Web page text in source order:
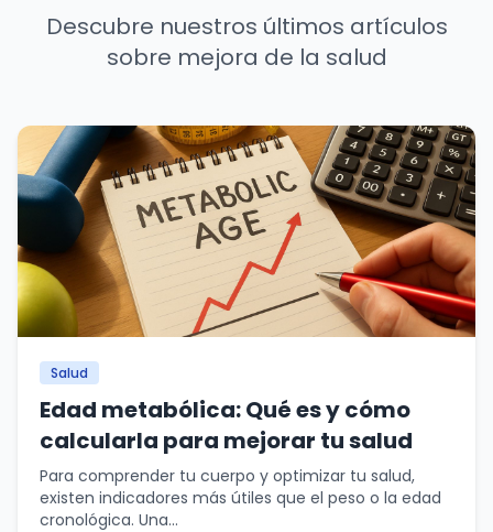
Descubre nuestros últimos artículos
sobre mejora de la salud
Salud
Edad metabólica: Qué es y cómo
calcularla para mejorar tu salud
Para comprender tu cuerpo y optimizar tu salud,
existen indicadores más útiles que el peso o la edad
cronológica. Una...